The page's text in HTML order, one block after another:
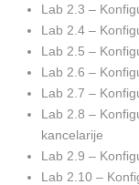
Lab 2.3 –
Lab 2.4 –
Lab 2.5 –
Lab 2.6 –
Lab 2.7 –
Lab 2.8 –
kancelarije
Lab 2.9 –
Lab 2.10 –